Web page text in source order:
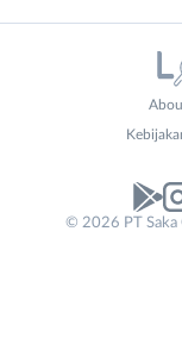
No. Telp /
© 2026 PT Saka